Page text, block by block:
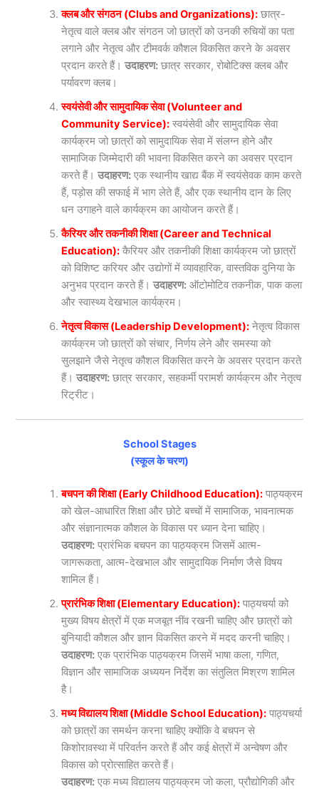
क्लब और संगठन (Clubs and Organizations): छात्र-
नेतृत्व वाले क्लब और संगठन जो छात्रों को उनकी रुचियों का पता
लगाने और नेतृत्व और टीमवर्क कौशल विकसित करने के अवसर
प्रदान करते हैं।उदाहरण: छात्र सरकार, रोबोटिक्स क्लब और
पर्यावरण क्लब।
स्वयंसेवी और सामुदायिक सेवा (Volunteer and
Community Service): स्वयंसेवी और सामुदायिक सेवा
कार्यक्रम जो छात्रों को सामुदायिक सेवा में संलग्न होने और
सामाजिक जिम्मेदारी की भावना विकसित करने का अवसर प्रदान
करते हैं।उदाहरण: एक स्थानीय खाद्य बैंक में स्वयंसेवक काम करते
हैं, पड़ोस की सफाई में भाग लेते हैं, और एक स्थानीय दान के लिए
धन उगाहने वाले कार्यक्रम का आयोजन करते हैं।
कैरियर और तकनीकी शिक्षा (Career and Technical
Education): कैरियर और तकनीकी शिक्षा कार्यक्रम जो छात्रों
को विशिष्ट करियर और उद्योगों में व्यावहारिक, वास्तविक दुनिया के
अनुभव प्रदान करते हैं।उदाहरण: ऑटोमोटिव तकनीक, पाक कला
और स्वास्थ्य देखभाल कार्यक्रम।
नेतृत्व विकास (Leadership Development): नेतृत्व विकास
कार्यक्रम जो छात्रों को संचार, निर्णय लेने और समस्या को
सुलझाने जैसे नेतृत्व कौशल विकसित करने के अवसर प्रदान करते
हैं।उदाहरण: छात्र सरकार, सहकर्मी परामर्श कार्यक्रम और नेतृत्व
रिट्रीट।
School Stages
(स्कूल के चरण)
बचपन की शिक्षा (Early Childhood Education): पाठ्यक्रम
को खेल-आधारित शिक्षा और छोटे बच्चों में सामाजिक, भावनात्मक
और संज्ञानात्मक कौशल के विकास पर ध्यान देना चाहिए।
उदाहरण: प्रारंभिक बचपन का पाठ्यक्रम जिसमें आत्म-
जागरूकता, आत्म-देखभाल और सामुदायिक निर्माण जैसे विषय
शामिल हैं।
प्रारंभिक शिक्षा (Elementary Education): पाठ्यचर्या को
मुख्य विषय क्षेत्रों में एक मजबूत नींव रखनी चाहिए और छात्रों को
बुनियादी कौशल और ज्ञान विकसित करने में मदद करनी चाहिए।
उदाहरण: एक प्रारंभिक पाठ्यक्रम जिसमें भाषा कला, गणित,
विज्ञान और सामाजिक अध्ययन निर्देश का संतुलित मिश्रण शामिल
है।
मध्य विद्यालय शिक्षा (Middle School Education): पाठ्यचर्या
को छात्रों का समर्थन करना चाहिए क्योंकि वे बचपन से
किशोरावस्था में परिवर्तन करते हैं और कई क्षेत्रों में अन्वेषण और
विकास को प्रोत्साहित करते हैं।
उदाहरण: एक मध्य विद्यालय पाठ्यक्रम जो कला, प्रौद्योगिकी और